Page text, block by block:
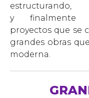
y finalmente
proyectos que se
grandes obras
moderna.